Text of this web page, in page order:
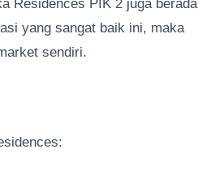
Residences PIK 2 juga berada
yang sangat baik ini, maka
sendiri.